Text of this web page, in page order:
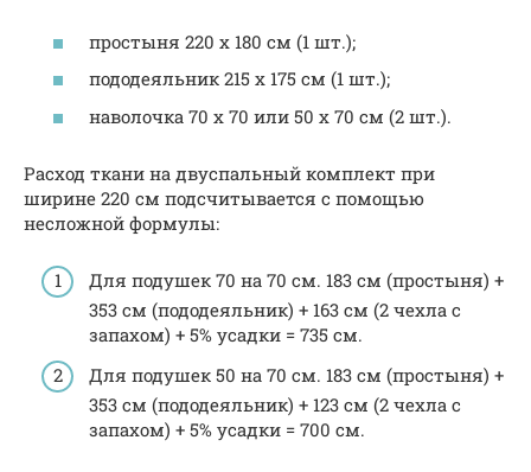
простыня 220 х 180 см (1 шт.);
пододеяльник 215 х 175 см (1 шт.);
наволочка 70 х 70 или 50 х 70 см (2 шт.).
Расход ткани на двуспальный комплект при
ширине 220 см подсчитывается с помощью
несложной формулы:
Для подушек 70 на 70 см. 183 см (простыня) +
353 см (пододеяльник) + 163 см (2 чехла с
запахом) + 5% усадки = 735 см.
Для подушек 50 на 70 см. 183 см (простыня) +
353 см (пододеяльник) + 123 см (2 чехла с
запахом) + 5% усадки = 700 см.